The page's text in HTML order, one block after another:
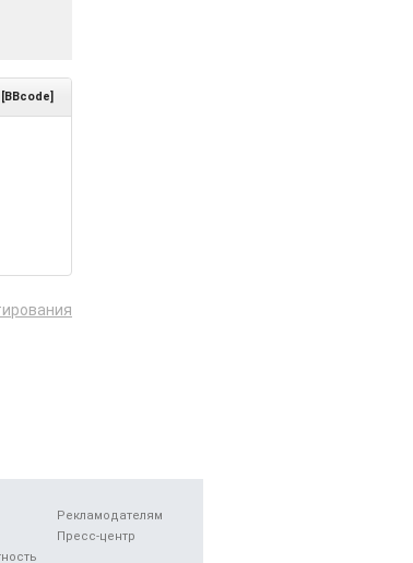
[BBcode]
Рекламодателям
Пресс-центр